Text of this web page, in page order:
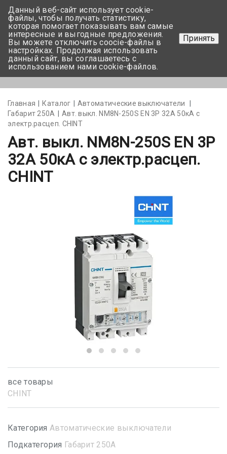
+375 17-350-99-56
+375 44-752-82-08
Задать вопрос
Главная Каталог
Автоматические выключатели
Габарит 250А
Авт. выкл. NM8N-250S EN 3Р 32А 50кА с
электр.расцеп. CHINT
Авт. выкл. NM8N-250S EN 3Р
32А 50кА с электр.расцеп.
CHINT
все товары
CHINT
Категория Автоматические выключатели
Подкатегория Габарит 250А
Данный веб-сайт использует cookie-
файлы, чтобы получать статистику,
которая помогает показывать вам самые
интересные и выгодные предложения.
Вы можете отключить coocie-файлы в
настройках. Продолжая использовать
данный сайт, вы соглашаетесь с
использованием нами cookie-файлов.
Принять